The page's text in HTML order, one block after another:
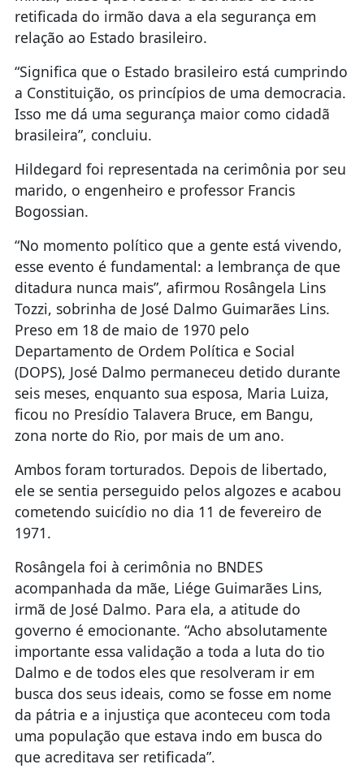
retificada do irmão dava a ela segurança em
relação ao Estado brasileiro.
“Significa que o Estado brasileiro está cumprindo
a Constituição, os princípios de uma democracia.
Isso me dá uma segurança maior como cidadã
brasileira”, concluiu.
Hildegard foi representada na cerimônia por seu
marido, o engenheiro e professor Francis
Bogossian.
“No momento político que a gente está vivendo,
esse evento é fundamental: a lembrança de que
ditadura nunca mais”, afirmou Rosângela Lins
Tozzi, sobrinha de José Dalmo Guimarães Lins.
Preso em 18 de maio de 1970 pelo
Departamento de Ordem Política e Social
(DOPS), José Dalmo permaneceu detido durante
seis meses, enquanto sua esposa, Maria Luiza,
ficou no Presídio Talavera Bruce, em Bangu,
zona norte do Rio, por mais de um ano.
Ambos foram torturados. Depois de libertado,
ele se sentia perseguido pelos algozes e acabou
cometendo suicídio no dia 11 de fevereiro de
1971.
Rosângela foi à cerimônia no BNDES
acompanhada da mãe, Liége Guimarães Lins,
irmã de José Dalmo. Para ela, a atitude do
governo é emocionante. “Acho absolutamente
importante essa validação a toda a luta do tio
Dalmo e de todos eles que resolveram ir em
busca dos seus ideais, como se fosse em nome
da pátria e a injustiça que aconteceu com toda
uma população que estava indo em busca do
que acreditava ser retificada”.